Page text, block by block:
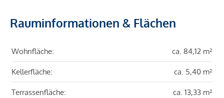
Rauminformationen & Flächen
Wohnfläche: ca. 84,12 m²
Kellerfläche: ca. 5,40 m²
Terrassenfläche: ca. 13,33 m²